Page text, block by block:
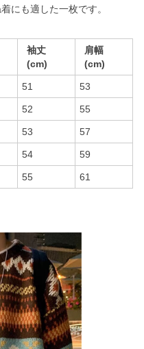
にも適した一枚です。
袖丈
(cm)
肩幅
(cm)
51 53
52 55
53 57
54 59
55 61